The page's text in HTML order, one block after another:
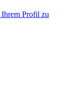
Profil zu